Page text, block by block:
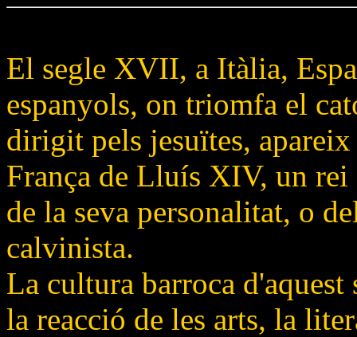
El segle XVII, a Itàlia,
espanyols, on triomfa el
dirigit pels jesuïtes,
França de Lluís XIV, un rei
de la seva personalitat, o
calvinista.
La cultura barroca d'aquest
la reacció de les arts, la